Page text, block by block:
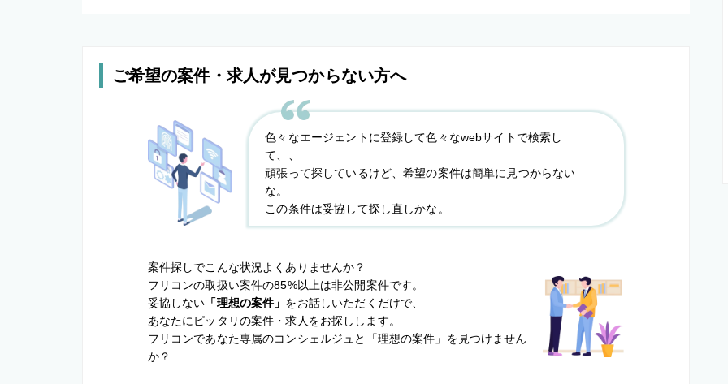
ご希望の案件・求人が見つからない方へ
色々なエージェントに登録して色々なwebサイトで検索し
て、、
頑張って探しているけど、希望の案件は簡単に見つからない
な。
この条件は妥協して探し直しかな。
案件探しでこんな状況よくありませんか？
フリコンの取扱い案件の85%以上は非公開案件です。
妥協しない 「理想の案件」 をお話しいただくだけで、
あなたにピッタリの案件・求人をお探しします。
フリコンであなた専属のコンシェルジュと
「理想の案件」を見つけません
か？